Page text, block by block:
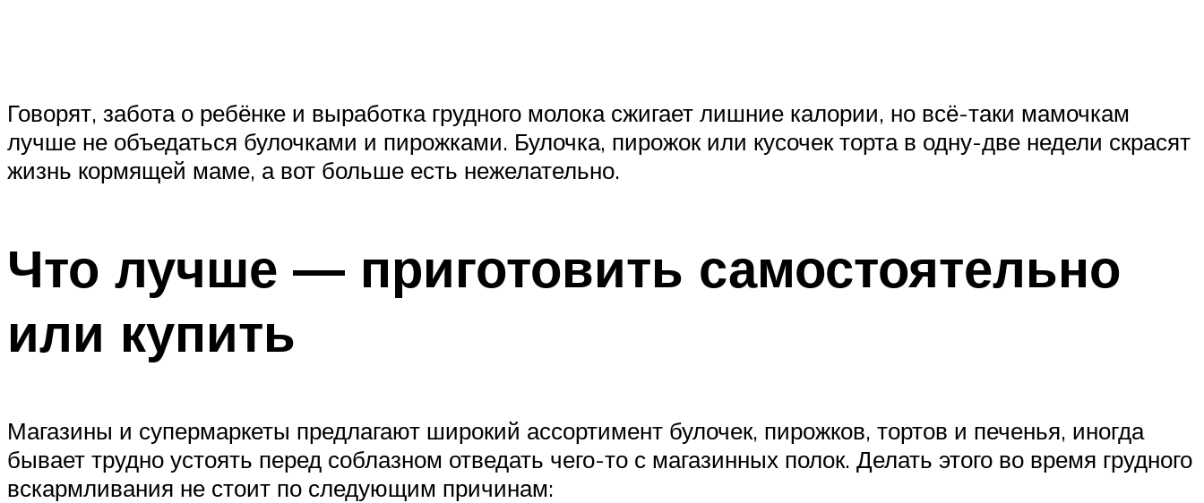
Говорят, забота о ребёнке и выработка грудного молока сжигает лишние калории, но всё-таки мамочкам
лучше не объедаться булочками и пирожками. Булочка, пирожок или кусочек торта в одну-две недели скрасят
жизнь кормящей маме, а вот больше есть нежелательно.
Что лучше — приготовить самостоятельно
или купить
Магазины и супермаркеты предлагают широкий ассортимент булочек, пирожков, тортов и печенья, иногда
бывает трудно устоять перед соблазном отведать чего-то с магазинных полок. Делать этого во время грудного
вскармливания не стоит по следующим причинам: